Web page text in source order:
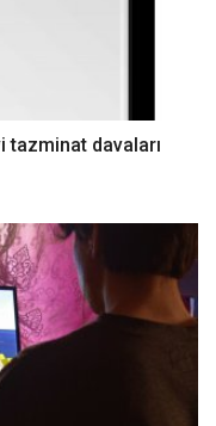
tazminat davaları